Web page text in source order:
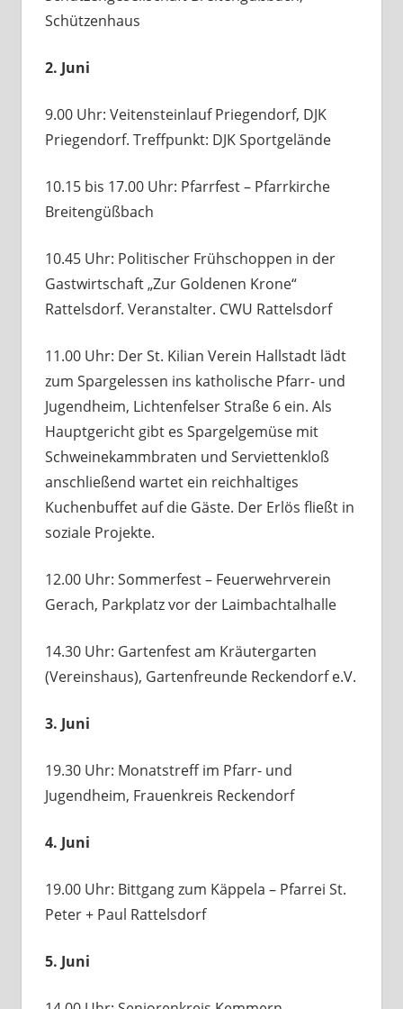
Schützenhaus
2. Juni
9.00 Uhr: Veitensteinlauf Priegendorf, DJK
Priegendorf. Treffpunkt: DJK Sportgelände
10.15 bis 17.00 Uhr: Pfarrfest – Pfarrkirche
Breitengüßbach
10.45 Uhr: Politischer Frühschoppen in der
Gastwirtschaft „Zur Goldenen Krone“
Rattelsdorf. Veranstalter. CWU Rattelsdorf
11.00 Uhr: Der St. Kilian Verein Hallstadt lädt
zum Spargelessen ins katholische Pfarr- und
Jugendheim, Lichtenfelser Straße 6 ein. Als
Hauptgericht gibt es Spargelgemüse mit
Schweinekammbraten und Serviettenkloß
anschließend wartet ein reichhaltiges
Kuchenbuffet auf die Gäste. Der Erlös fließt in
soziale Projekte.
12.00 Uhr: Sommerfest – Feuerwehrverein
Gerach, Parkplatz vor der Laimbachtalhalle
14.30 Uhr: Gartenfest am Kräutergarten
(Vereinshaus), Gartenfreunde Reckendorf e.V.
3. Juni
19.30 Uhr: Monatstreff im Pfarr- und
Jugendheim, Frauenkreis Reckendorf
4. Juni
19.00 Uhr: Bittgang zum Käppela – Pfarrei St.
Peter + Paul Rattelsdorf
5. Juni